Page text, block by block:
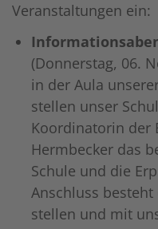
Veranstaltungen ein:
(Donnerstag, 06.
in der Aula
stellen unser
Koordinatorin der
Hermbecker das
Schule und die
Anschluss
stellen und mit